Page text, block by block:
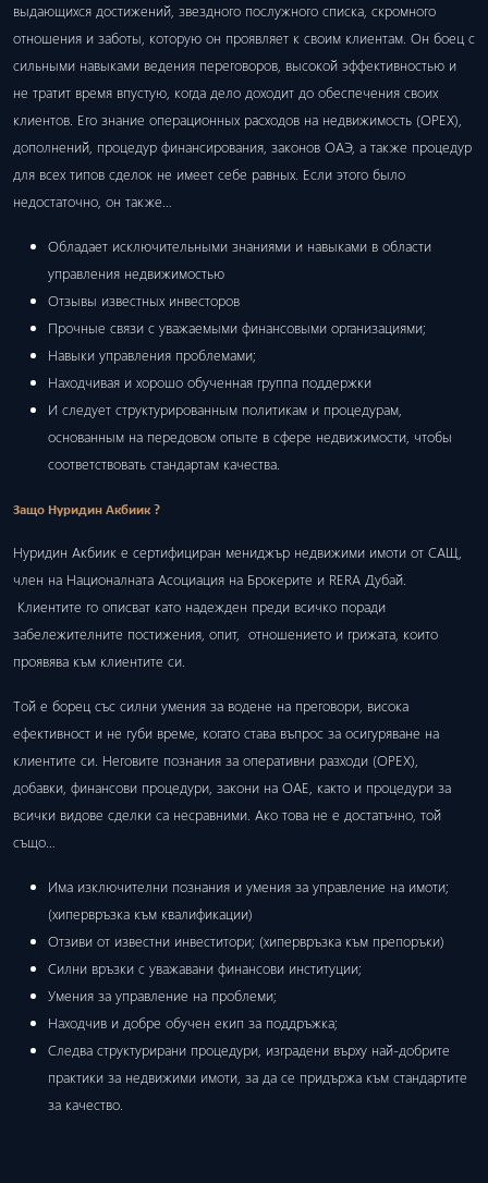
выдающихся достижений, звездного послужного списка, скромного
отношения и заботы, которую он проявляет к своим клиентам. Он боец ​​с
сильными навыками ведения переговоров, высокой эффективностью и
не тратит время впустую, когда дело доходит до обеспечения своих
клиентов. Его знание операционных расходов на недвижимость (OPEX),
дополнений, процедур финансирования, законов ОАЭ, а также процедур
для всех типов сделок не имеет себе равных. Если этого было
недостаточно, он также…
Обладает исключительными знаниями и навыками в области
управления недвижимостью
Отзывы известных инвесторов
Прочные связи с уважаемыми финансовыми организациями;
Навыки управления проблемами;
Находчивая и хорошо обученная группа поддержки
И следует структурированным политикам и процедурам,
основанным на передовом опыте в сфере недвижимости, чтобы
соответствовать стандартам качества.
Защо Нуридин Акбиик ?
Нуридин Акбиик е сертифициран мениджър недвижими имоти от САЩ,
член на Националната Асоциация на Брокерите и RERA Дубай.
Клиентите го описват като надежден преди всичко поради
забележителните постижения, опит, отношението и грижата, които
проявява към клиентите си.
Той е борец със силни умения за водене на преговори, висока
ефективност и не губи време, когато става въпрос за осигуряване на
клиентите си. Неговите познания за оперативни разходи (ОРЕХ),
добавки, финансови процедури, закони на ОАЕ, както и процедури за
всички видове сделки са несравними. Ако това не е достатъчно, той
също…
Има изключителни познания и умения за управление на имоти;
(хипервръзка към квалификации)
Отзиви от известни инвеститори; (хипервръзка към препоръки)
Силни връзки с уважавани финансови институции;
Умения за управление на проблеми;
Находчив и добре обучен екип за поддръжка;
Следва структурирани процедури, изградени върху най-добрите
практики за недвижими имоти, за да се придържа към стандартите
за качество.